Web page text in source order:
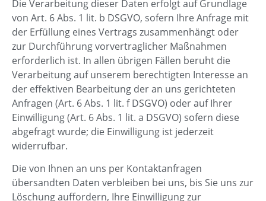
Die Verarbeitung dieser Daten erfolgt auf Grundlage
von Art. 6 Abs. 1 lit. b DSGVO, sofern Ihre Anfrage mit
der Erfüllung eines Vertrags zusammenhängt oder
zur Durchführung vorvertraglicher Maßnahmen
erforderlich ist. In allen übrigen Fällen beruht die
Verarbeitung auf unserem berechtigten Interesse an
der effektiven Bearbeitung der an uns gerichteten
Anfragen (Art. 6 Abs. 1 lit. f DSGVO) oder auf Ihrer
Einwilligung (Art. 6 Abs. 1 lit. a DSGVO) sofern diese
abgefragt wurde; die Einwilligung ist jederzeit
widerrufbar.
Die von Ihnen an uns per Kontaktanfragen
übersandten Daten verbleiben bei uns, bis Sie uns zur
Löschung auffordern, Ihre Einwilligung zur